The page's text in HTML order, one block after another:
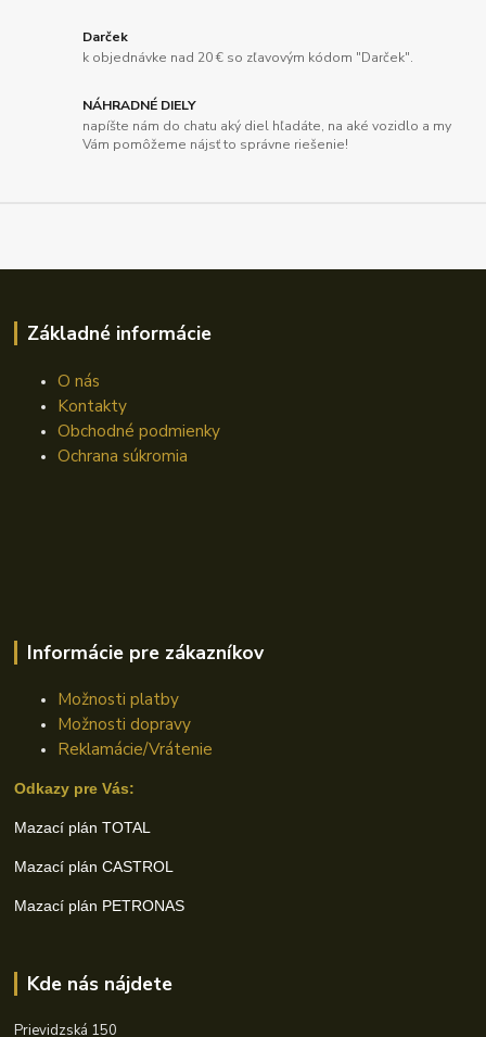
Darček
k objednávke nad 20 € so zľavovým kódom "Darček".
NÁHRADNÉ DIELY
napíšte nám do chatu aký diel hľadáte, na aké vozidlo a my
Vám pomôžeme nájsť to správne riešenie!
Základné informácie
O nás
Kontakty
Obchodné podmienky
Ochrana súkromia
Informácie pre zákazníkov
Možnosti platby
Možnosti dopravy
Reklamácie/Vrátenie
Odkazy pre Vás:
Mazací plán TOTAL
Mazací plán CASTROL
Mazací plán PETRONAS
Kde nás nájdete
Prievidzská 150